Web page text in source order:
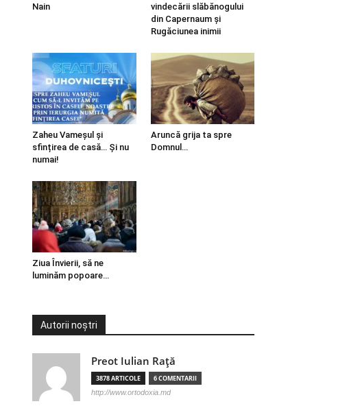
Nain
vindecării slăbănogului
din Capernaum și
Rugăciunea inimii
Zaheu Vameșul și
sfințirea de casă… Și nu
numai!
Aruncă grija ta spre
Domnul…
Ziua Învierii, să ne
luminăm popoare…
Autorii noștri
Preot Iulian Raţă
3878 ARTICOLE 6 COMENTARII
http://www.ortodoxia.md